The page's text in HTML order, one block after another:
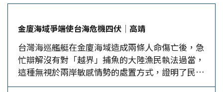
旅遊團取消行程。…
關係條例》（下稱兩岸條例）反駁：「依照兩岸條
例第29條的規定，大陸船舶未經許可，不得進入台
灣限制及禁止水域」，而其中就包含了金門；並聲
明為維護漁民權益，依法驅離或扣留越界船舶，以
前如此、現在如此，未來也將繼續執法，不會因此
改變。 不過，筆者認為，大陸海警船若繼續自由
案，這恐將進一步惡化兩岸關係互動。 兩岸缺政
治基礎無法協商 對於M503航線，大陸國台辦稱
M503航線位於上海飛行情報區內，設立和啟用此
航線為其民航空域管理的一項常規工作，此次調整
係為緩解有關地區航班增長壓力、保證飛行安全，
減少航班延誤，利於改善兩岸航班營運，便利兩岸
金廈海域爭端使台海危機四伏│高靖
台灣海巡艦艇在金廈海域造成兩條人命傷亡後，急
忙辯解沒有對「越界」捕魚的大陸漁民執法過當，
這種無視於兩岸敏感情勢的處置方式，證明了民進
黨政府根本不知道一觸即發的危機已迫在眼前，這